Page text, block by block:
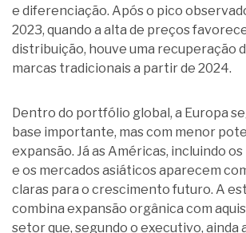
e diferenciação. Após o pico
2023, quando a alta de preços
distribuição, houve uma recuperação
marcas tradicionais a partir de 2024.
Dentro do portfólio global, a Europa
base importante, mas com menor
expansão. Já as Américas, incluindo os
e os mercados asiáticos aparecem
claras para o crescimento futuro. A
combina expansão orgânica com
setor que, segundo o executivo, ainda